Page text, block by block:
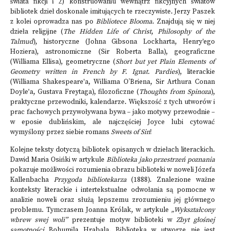
świata fikcji i 2) konstruowaniu wewnątrz fikcyjnych światów
bibliotek dzieł doskonale imitujących te rzeczywiste. Jerzy Paszek
z kolei oprowadza nas po Bibliotece Blooma. Znajdują się w niej
dzieła religijne (The Hidden Life of Christ, Philosophy of the
Talmud), historyczne (Johna Gibsona Lockharta, Henry'ego
Hoziera), astronomiczne (Sir Roberta Balla), geograficzne
(Williama Ellisa), geometryczne (Short but yet Plain Elements of
Geometry written in French by F. Ignat. Pardies), literackie
(Williama Shakespeare'a, Williama O’Briena, Sir Arthura Conan
Doyle'a, Gustava Freytaga), filozoficzne (Thoughts from Spinoza),
praktyczne przewodniki, kalendarze. Większość z tych utworów i
prac fachowych przywoływana bywa – jako motywy przewodnie –
w eposie dublińskim, ale najczęściej Joyce lubi cytować
wymyślony przez siebie romans Sweets of Sin!
Kolejne teksty dotyczą bibliotek opisanych w dziełach literackich.
Dawid Maria Osińki w artykule Biblioteka jako przestrzeń poznania
pokazuje możliwości rozumienia obrazu biblioteki w noweli Józefa
Kallenbacha Przygoda bibliotekarza(1888). Znalezione ważne
konteksty literackie i intertekstualne odwołania są pomocne w
analizie noweli oraz służą lepszemu zrozumieniu jej głównego
problemu. Tymczasem Joanna Królak, w artykule „Wykształcony
wbrew swej woli”prezentuje motyw biblioteki w Zbyt głośnej